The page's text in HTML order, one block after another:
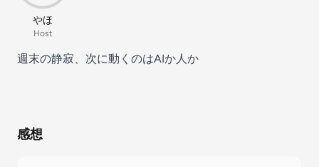
やほ
Host
週末の静寂、次に動くのはAIか人か
感想